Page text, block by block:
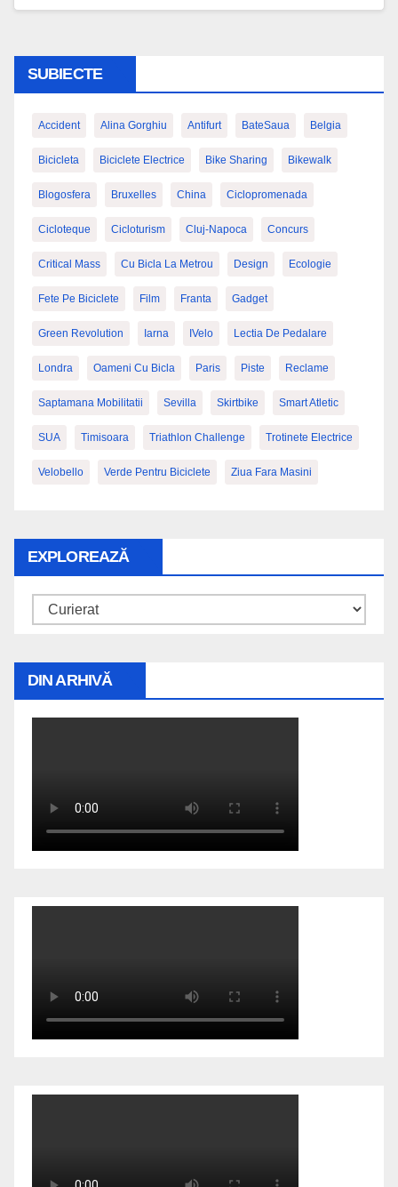
SUBIECTE
Accident Alina Gorghiu Antifurt BateSaua Belgia
Bicicleta Biciclete Electrice Bike Sharing Bikewalk
Blogosfera Bruxelles China Ciclopromenada
Cicloteque Cicloturism Cluj-Napoca Concurs
Critical Mass Cu Bicla La Metrou Design Ecologie
Fete Pe Biciclete Film Franta Gadget
Green Revolution Iarna IVelo Lectia De Pedalare
Londra Oameni Cu Bicla Paris Piste Reclame
Saptamana Mobilitatii Sevilla Skirtbike Smart Atletic
SUA Timisoara Triathlon Challenge Trotinete Electrice
Velobello Verde Pentru Biciclete Ziua Fara Masini
EXPLOREAZĂ
Explorează
DIN ARHIVĂ